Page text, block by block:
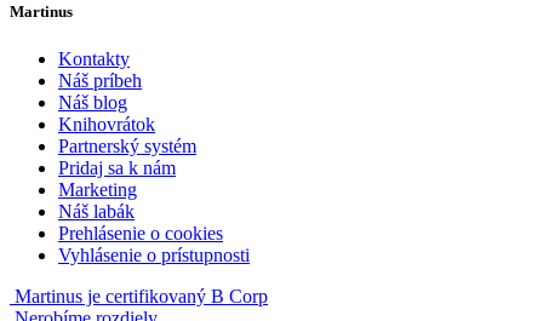
Martinus
Kontakty
Náš príbeh
Náš blog
Knihovrátok
Partnerský systém
Pridaj sa k nám
Marketing
Náš labák
Prehlásenie o cookies
Vyhlásenie o prístupnosti
Martinus je certifikovaný B Corp